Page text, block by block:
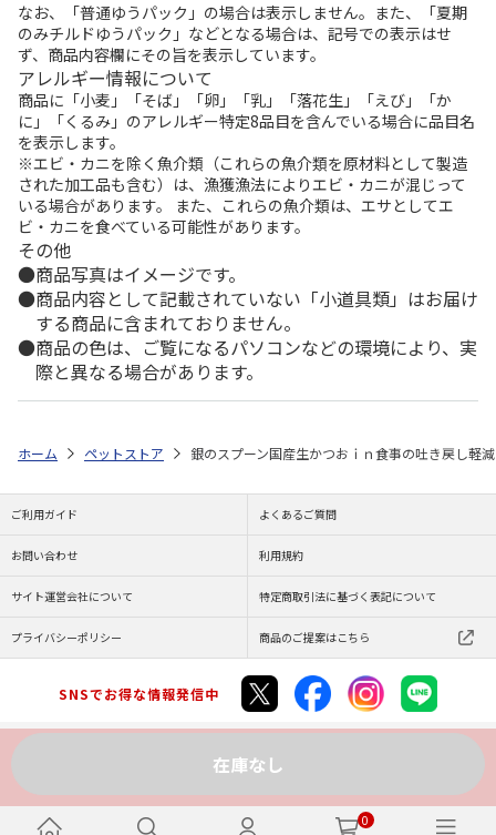
0
なお、「普通ゆうパック」の場合は表示しません。また、「夏期
のみチルドゆうパック」などとなる場合は、記号での表示はせ
ず、商品内容欄にその旨を表示しています。
アレルギー情報について
商品に「小麦」「そば」「卵」「乳」「落花生」「えび」「か
に」「くるみ」のアレルギー特定8品目を含んでいる場合に品目名
を表示します。
※エビ・カニを除く魚介類（これらの魚介類を原材料として製造
された加工品も含む）は、漁獲漁法によりエビ・カニが混じって
いる場合があります。 また、これらの魚介類は、エサとしてエ
ビ・カニを食べている可能性があります。
その他
商品写真はイメージです。
商品内容として記載されていない「小道具類」はお届け
する商品に含まれておりません。
商品の色は、ご覧になるパソコンなどの環境により、実
際と異なる場合があります。
在庫なし
ホーム ペットストア 銀のスプーン国産生かつおｉｎ食事の吐き戻し軽
ご利用ガイド よくあるご質問
お問い合わせ 利用規約
サイト運営会社について 特定商取引法に基づく表記について
プライバシーポリシー 商品のご提案はこちら
SNSでお得な情報発信中